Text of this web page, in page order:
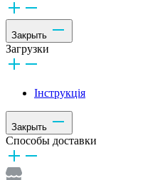
Закрыть
Загрузки
Інструкція
Закрыть
Способы доставки